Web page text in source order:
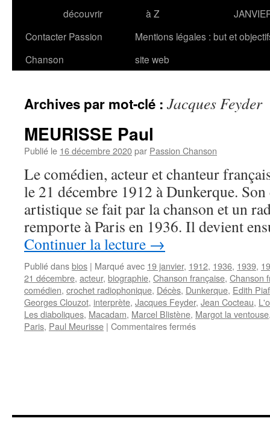
découvrir
à Z
Contacter Passion
Chanson
Mentions légales : but et
site web
Archives par mot-clé : Jacques Feyder
MEURISSE Paul
Publié le 16 décembre 2020par Passion Chanson
Le comédien, acteur et chanteur
le 21 décembre 1912 à Dunkerque.
artistique se fait par la chanson et un
remporte à Paris en 1936. Il devient
Continuer la lecture →
Publié dansbios | Marqué avec 19 janvier, 1912, 1936, 1939,
21 décembre, acteur, biographie, Chanson française, Chanson
comédien, crochet radiophonique, Décès, Dunkerque, Edith Piaf
Georges Clouzot, interprète, Jacques Feyder, Jean Cocteau,
Les diaboliques, Macadam, Marcel Blistène, Margot la ventouse
Paris, Paul Meurisse | Commentaires ferméssur